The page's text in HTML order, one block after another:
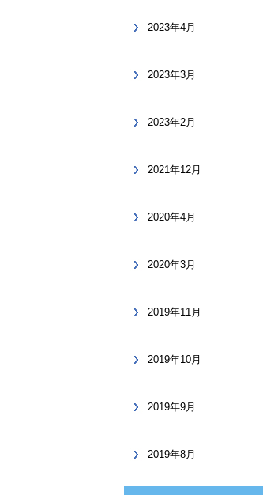
2023年4月
2023年3月
2023年2月
2021年12月
2020年4月
2020年3月
2019年11月
2019年10月
2019年9月
2019年8月